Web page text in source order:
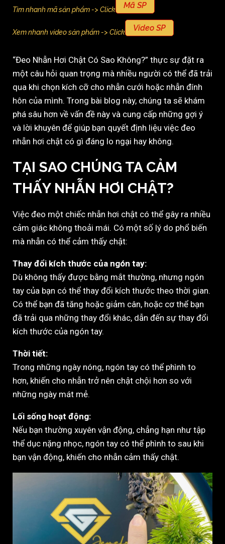
Tìm nhanh mã sản phẩm -> Click Mã SP
Xem nhanh video sản phẩm -> Click Video SP
“Đeo Nhẫn Hơi Chật Có Sao Không?” thực sự đặt ra
một câu hỏi quan trọng mà nhiều người có thể đã trải
qua khi chọn kích cỡ cho nhẫn cưới hoặc nhẫn đính
hôn của mình. Trong bài blog này, chúng ta sẽ khám
phá sâu hơn về vấn đề này và cung cấp những gợi ý
và lời khuyên để giúp bạn quyết định liệu việc đeo
nhẫn hơi chật có gì đáng lo ngại hay không.
TẠI SAO CHÚNG TA CẢM
THẤY NHẪN HƠI CHẬT?
Việc đeo một chiếc nhẫn hơi chật có thể gây ra nhiều
cảm giác không thoải mái. Có một số lý do phổ biến
mà nhẫn có thể cảm thấy chật:
Thay đổi kích thước của ngón tay:
Dù không thấy được bằng mắt thường, nhưng ngón
tay của bạn có thể thay đổi kích thước theo thời gian.
Có thể bạn đã tăng hoặc giảm cân, hoặc cơ thể bạn
đã trải qua những thay đổi khác, dẫn đến sự thay đổi
kích thước của ngón tay.
Thời tiết:
Trong những ngày nóng, ngón tay có thể phình to
hơn, khiến cho nhẫn trở nên chật chội hơn so với
những ngày mát mẻ.
Lối sống hoạt động:
Nếu bạn thường xuyên vận động, chẳng hạn như tập
thể dục nặng nhọc, ngón tay có thể phình to sau khi
bạn vận động, khiến cho nhẫn cảm thấy chật.